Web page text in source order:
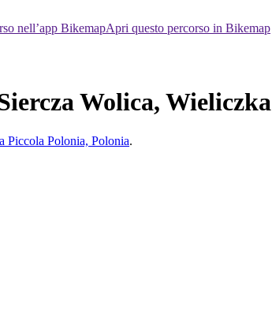
nell’app BikemapApri questo percorso in Bikemap
Wolica, Wieliczka
Piccola Polonia, Polonia.